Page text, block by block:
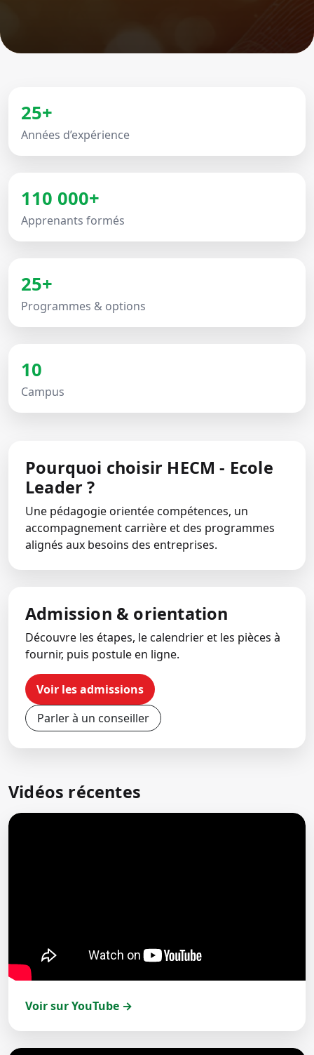
25+
Années d’expérience
110 000+
Apprenants formés
25+
Programmes & options
10
Campus
Pourquoi choisir HECM - Ecole
Leader ?
Une pédagogie orientée compétences, un
accompagnement carrière et des programmes
alignés aux besoins des entreprises.
Admission & orientation
Découvre les étapes, le calendrier et les pièces à
fournir, puis postule en ligne.
Voir les admissions
Parler à un conseiller
Vidéos récentes
Voir sur YouTube →